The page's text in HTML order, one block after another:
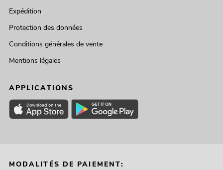
Expédition
Protection des données
Conditions générales de vente
Mentions légales
APPLICATIONS
MODALITÉS DE PAIEMENT: